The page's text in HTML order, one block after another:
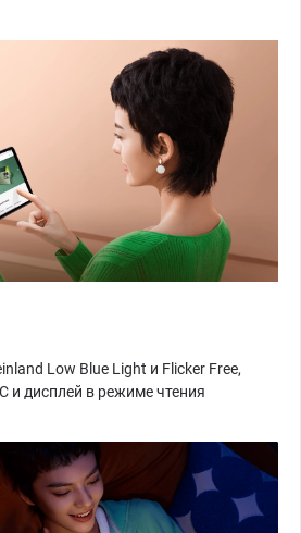
Low Blue Light и Flicker Free,
и дисплей в режиме чтения